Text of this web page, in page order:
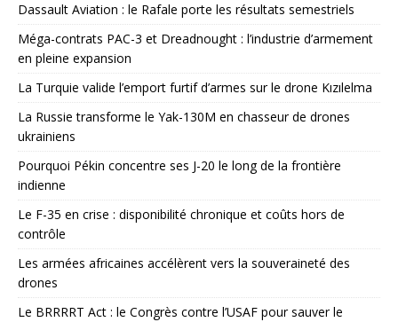
Dassault Aviation : le Rafale porte les résultats semestriels
Méga-contrats PAC-3 et Dreadnought : l’industrie d’armement
en pleine expansion
La Turquie valide l’emport furtif d’armes sur le drone Kızılelma
La Russie transforme le Yak-130M en chasseur de drones
ukrainiens
Pourquoi Pékin concentre ses J-20 le long de la frontière
indienne
Le F-35 en crise : disponibilité chronique et coûts hors de
contrôle
Les armées africaines accélèrent vers la souveraineté des
drones
Le BRRRRT Act : le Congrès contre l’USAF pour sauver le